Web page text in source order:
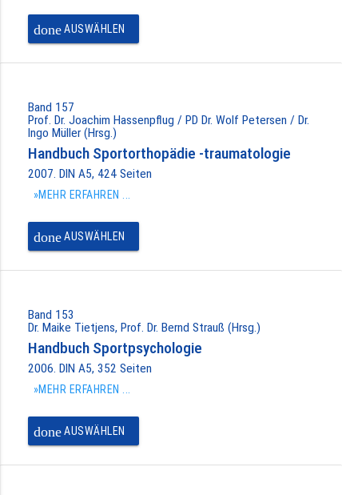
doneAUSWÄHLEN
Band 157
Prof. Dr. Joachim Hassenpflug / PD Dr. Wolf Petersen / Dr.
Ingo Müller (Hrsg.)
Handbuch Sportorthopädie -traumatologie
2007. DIN A5, 424 Seiten
»MEHR ERFAHREN ...
doneAUSWÄHLEN
Band 153
Dr. Maike Tietjens, Prof. Dr. Bernd Strauß (Hrsg.)
Handbuch Sportpsychologie
2006. DIN A5, 352 Seiten
»MEHR ERFAHREN ...
doneAUSWÄHLEN